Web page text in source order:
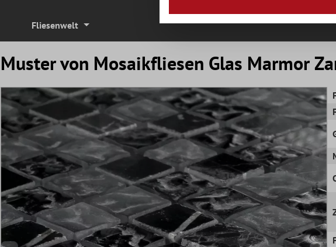
Fliesenwelt
Muster von Mosaikfliesen Glas Marmor